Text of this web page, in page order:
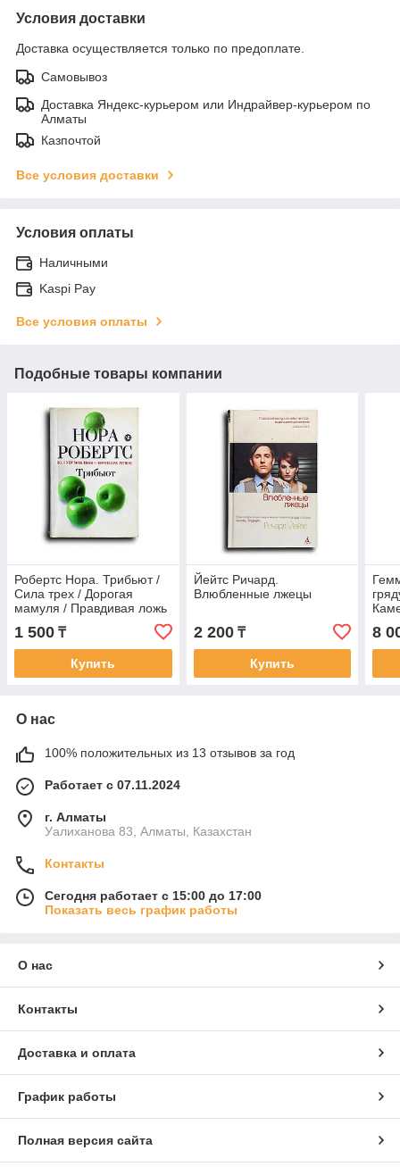
Условия доставки
Доставка осуществляется только по предоплате.
Самовывоз
Доставка Яндекс-курьером или Индрайвер-курьером по
Алматы
Казпочтой
Все условия доставки
Условия оплаты
Наличными
Kaspi Pay
Все условия оплаты
Подобные товары компании
Робертс Нора. Трибьют /
Сила трех / Дорогая
мамуля / Правдивая ложь
/ Время не властно /
Призрак смерти
1 500 ₸
Купить
Йейтс Ричард.
Влюбленные лжецы
2 200₸
Купить
8
О нас
100% положительных из 13 отзывов за год
Работает с 07.11.2024
г. Алматы
Уалиханова 83, Алматы, Казахстан
Контакты
Сегодня работает с 15:00 до 17:00
Показать весь график работы
О нас
Контакты
Доставка и оплата
График работы
Полная версия сайта